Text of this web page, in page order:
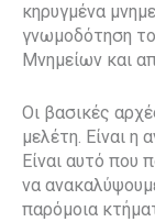
κηρυγμένα
γνωμοδότηση
Μνημείων και
Οι βασικές
μελέτη. Είναι
Είναι αυτό που
να
παρόμοια